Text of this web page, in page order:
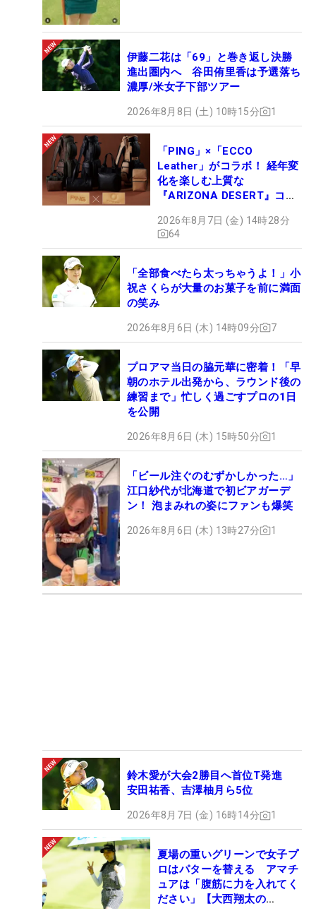
伊藤二花は「69」と巻き返し決勝
進出圏内へ 谷田侑里香は予選落ち
濃厚/米女子下部ツアー
2026年8月8日 (土) 10時15分 1
「PING」×「ECCO
Leather」がコラボ！ 経年変
化を楽しむ上質な
『ARIZONA DESERT』コレ
ュー
2026年8月7日 (金) 14時28分
64
「全部食べたら太っちゃうよ！」小
祝さくらが大量のお菓子を前に満面
の笑み
2026年8月6日 (木) 14時09分 7
プロアマ当日の脇元華に密着！「早
朝のホテル出発から、ラウンド後の
練習まで」忙しく過ごすプロの1日
を公開
2026年8月6日 (木) 15時50分 1
「ビール注ぐのむずかしかった…」
江口紗代が北海道で初ビアガーデ
ン！ 泡まみれの姿にファンも爆笑
2026年8月6日 (木) 13時27分 1
鈴木愛が大会2勝目へ首位T発進
安田祐香、吉澤柚月ら5位
2026年8月7日 (金) 16時14分 1
夏場の重いグリーンで女子プ
ロはパターを替える アマチ
ュアは「腹筋に力を入れてく
ださい」【大西翔太の